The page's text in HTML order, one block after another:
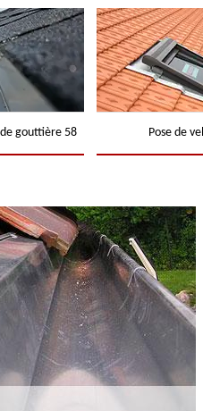
gouttière 58 Pose de